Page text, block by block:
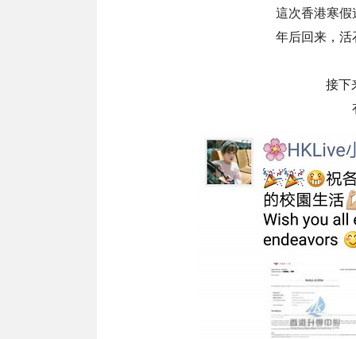
這次香港寒假
年后回来， 活
接下